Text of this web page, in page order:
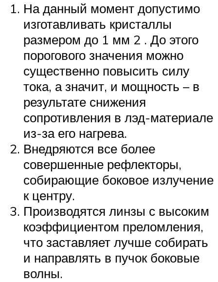
На данный момент допустимо
изготавливать кристаллы
размером до 1 мм 2 . До этого
порогового значения можно
существенно повысить силу
тока, а значит, и мощность – в
результате снижения
сопротивления в лэд-материале
из-за его нагрева.
Внедряются все более
совершенные рефлекторы,
собирающие боковое излучение
к центру.
Производятся линзы с высоким
коэффициентом преломления,
что заставляет лучше собирать
и направлять в пучок боковые
волны.